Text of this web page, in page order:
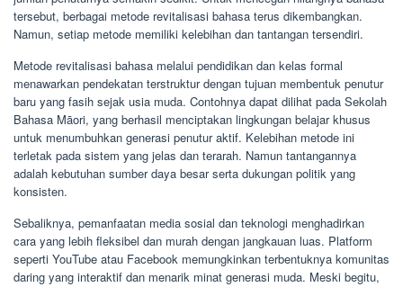
tersebut, berbagai metode revitalisasi bahasa terus dikembangkan.
Namun, setiap metode memiliki kelebihan dan tantangan tersendiri.
Metode revitalisasi bahasa melalui pendidikan dan kelas formal
menawarkan pendekatan terstruktur dengan tujuan membentuk penutur
baru yang fasih sejak usia muda. Contohnya dapat dilihat pada Sekolah
Bahasa Māori, yang berhasil menciptakan lingkungan belajar khusus
untuk menumbuhkan generasi penutur aktif. Kelebihan metode ini
terletak pada sistem yang jelas dan terarah. Namun tantangannya
adalah kebutuhan sumber daya besar serta dukungan politik yang
konsisten.
Sebaliknya, pemanfaatan media sosial dan teknologi menghadirkan
cara yang lebih fleksibel dan murah dengan jangkauan luas. Platform
seperti YouTube atau Facebook memungkinkan terbentuknya komunitas
daring yang interaktif dan menarik minat generasi muda. Meski begitu,